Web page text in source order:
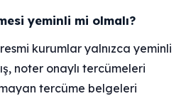
yeminli mi olmalı?
kurumlar yalnızca yeminli
noter onaylı tercümeleri
tercüme belgeleri